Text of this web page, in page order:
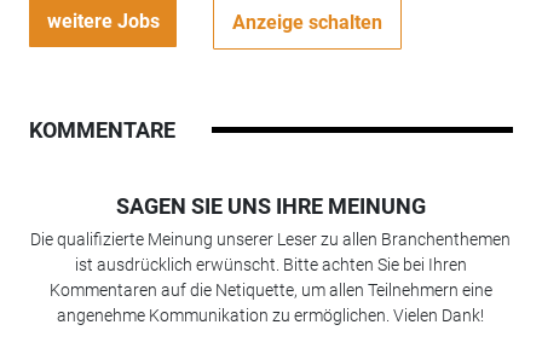
weitere Jobs Anzeige schalten
KOMMENTARE
SAGEN SIE UNS IHRE MEINUNG
Die qualifizierte Meinung unserer Leser zu allen Branchenthemen
ist ausdrücklich erwünscht. Bitte achten Sie bei Ihren
Kommentaren auf die Netiquette, um allen Teilnehmern eine
angenehme Kommunikation zu ermöglichen. Vielen Dank!